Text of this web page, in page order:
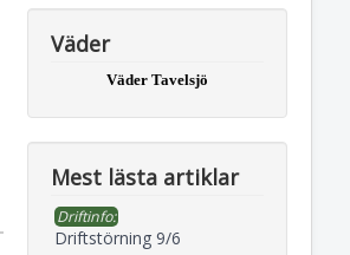
Väder
Väder Tavelsjö
Mest lästa artiklar
Driftinfo:
Driftstörning 9/6